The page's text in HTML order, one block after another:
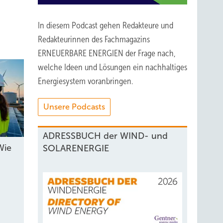
In diesem Podcast gehen Redakteure und
Redakteurinnen des Fachmagazins
ERNEUERBARE ENERGIEN der Frage nach,
welche Ideen und Lösungen ein nachhaltiges
Energiesystem voranbringen.
Unsere Podcasts
ADRESSBUCH der WIND- und
SOLARENERGIE